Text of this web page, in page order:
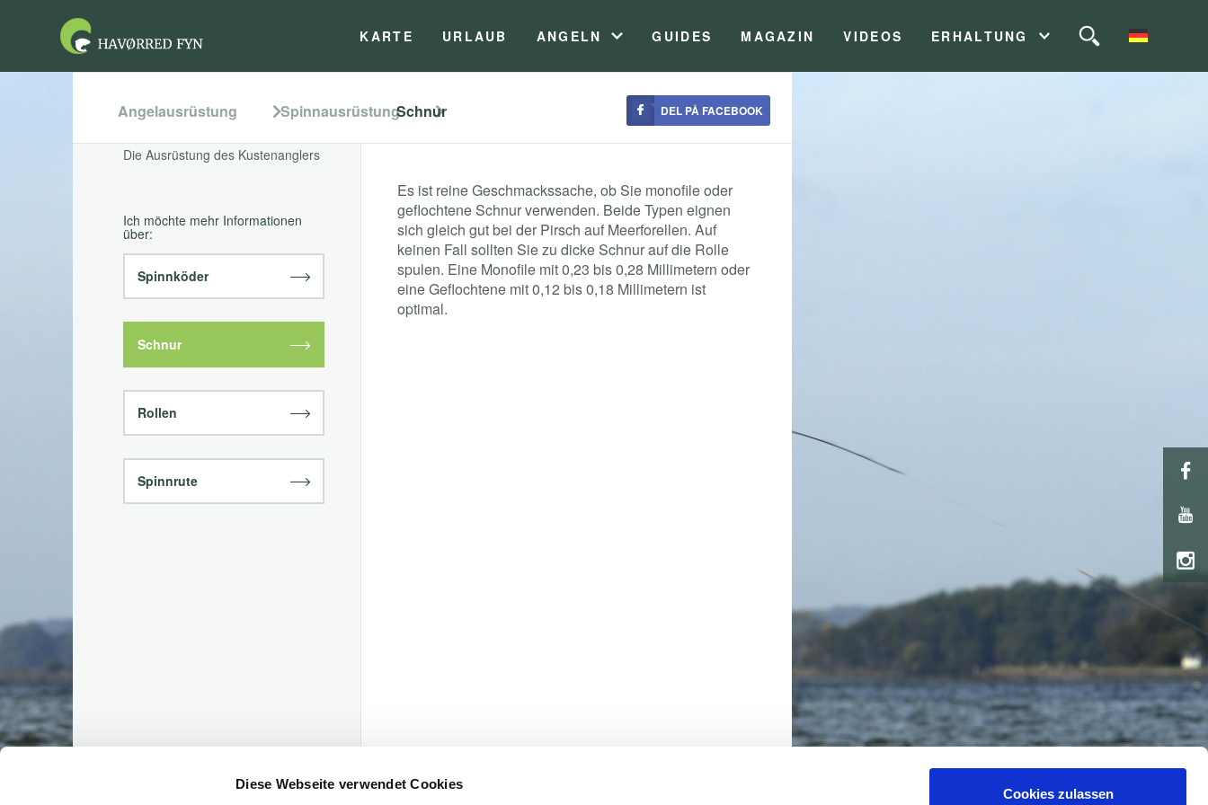
Diese Webseite verwendet Cookies
Cookies zulassen
KARTE URLAUB ANGELN GUIDES MAGAZIN VIDEOS ERHALTUNG
Angelausrüstung SpinnausrüstungSchnur DEL PÅ FACEBOOK
Es ist reine Geschmackssache, ob Sie monofile oder
geflochtene Schnur verwenden. Beide Typen eignen
sich gleich gut bei der Pirsch auf Meerforellen. Auf
keinen Fall sollten Sie zu dicke Schnur auf die Rolle
spulen. Eine Monofile mit 0,23 bis 0,28 Millimetern oder
eine Geflochtene mit 0,12 bis 0,18 Millimetern ist
optimal.
Die Ausrüstung des Kustenanglers
Ich möchte mehr Informationen
über:
Spinnköder
Schnur
Rollen
Spinnrute